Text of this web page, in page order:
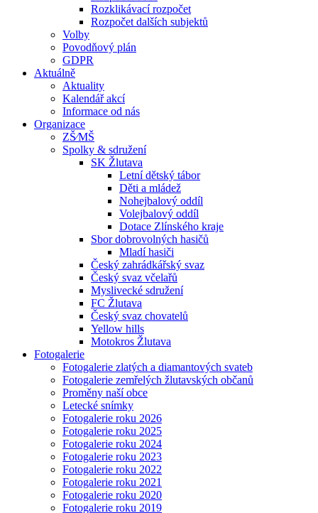
Rozklikávací rozpočet
Rozpočet dalších subjektů
Volby
Povodňový plán
GDPR
Aktuálně
Aktuality
Kalendář akcí
Informace od nás
Organizace
ZŠ⁄MŠ
Spolky & sdružení
SK Žlutava
Letní dětský tábor
Děti a mládež
Nohejbalový oddíl
Volejbalový oddíl
Dotace Zlínského kraje
Sbor dobrovolných hasičů
Mladí hasiči
Český zahrádkářský svaz
Český svaz včelařů
Myslivecké sdružení
FC Žlutava
Český svaz chovatelů
Yellow hills
Motokros Žlutava
Fotogalerie
Fotogalerie zlatých a diamantových svateb
Fotogalerie zemřelých žlutavských občanů
Proměny naší obce
Letecké snímky
Fotogalerie roku 2026
Fotogalerie roku 2025
Fotogalerie roku 2024
Fotogalerie roku 2023
Fotogalerie roku 2022
Fotogalerie roku 2021
Fotogalerie roku 2020
Fotogalerie roku 2019